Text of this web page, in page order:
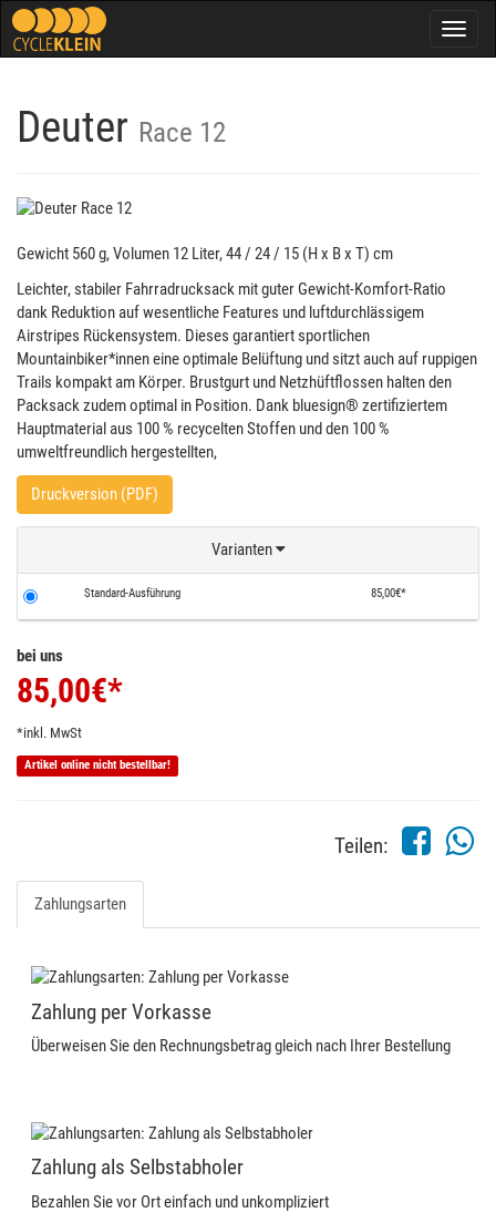
Deuter Race 12
Gewicht 560 g, Volumen 12 Liter, 44 / 24 / 15 (H x B x T) cm
Leichter, stabiler Fahrradrucksack mit guter Gewicht-Komfort-Ratio
dank Reduktion auf wesentliche Features und luftdurchlässigem
Airstripes Rückensystem. Dieses garantiert sportlichen
Mountainbiker*innen eine optimale Belüftung und sitzt auch auf ruppigen
Trails kompakt am Körper. Brustgurt und Netzhüftflossen halten den
Packsack zudem optimal in Position. Dank bluesign® zertifiziertem
Hauptmaterial aus 100 % recycelten Stoffen und den 100 %
umweltfreundlich hergestellten,
Druckversion (PDF)
Varianten
Standard-Ausführung 85,00€*
bei uns
85,00€*
*inkl. MwSt
Artikel online nicht bestellbar!
Teilen:
Zahlungsarten
Zahlung per Vorkasse
Überweisen Sie den Rechnungsbetrag gleich nach Ihrer Bestellung
Zahlung als Selbstabholer
Bezahlen Sie vor Ort einfach und unkompliziert